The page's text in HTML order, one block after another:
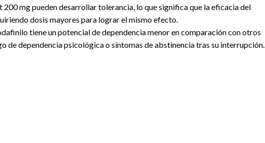
mg pueden desarrollar tolerancia, lo que significa que la eficacia del
dosis mayores para lograr el mismo efecto.
tiene un potencial de dependencia menor en comparación con otros
de dependencia psicológica o síntomas de abstinencia tras su interrupción.